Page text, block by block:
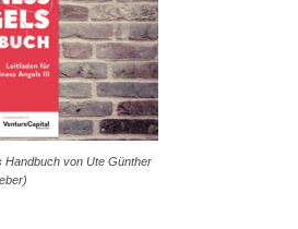
Handbuch von Ute Günther